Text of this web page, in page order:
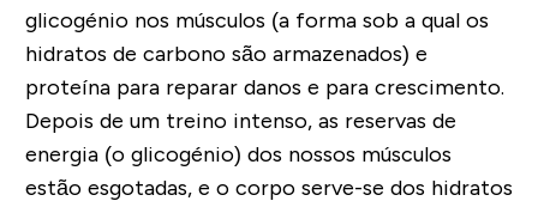
glicogénio nos músculos (a forma sob a qual os
hidratos de carbono são armazenados) e
proteína para reparar danos e para crescimento.
Depois de um treino intenso, as reservas de
energia (o glicogénio) dos nossos músculos
estão esgotadas, e o corpo serve-se dos hidratos